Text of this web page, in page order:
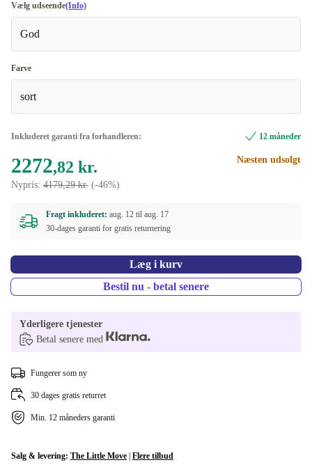
Vælg udseende(Info)
God
Farve
sort
Inkluderet garanti fra forhandleren: 12 måneder
2272,82 kr.
Nypris: 4179,29 kr. (-46%)
Næsten udsolgt
Fragt inkluderet: aug. 12 til aug. 17
30-dages garanti for gratis returnering
Læg i kurv
Bestil nu - betal senere
Yderligere tjenester
Betal senere med
Fungerer som ny
30 dages gratis returret
Min. 12 måneders garanti
Salg & levering: The Little Move Flere tilbud